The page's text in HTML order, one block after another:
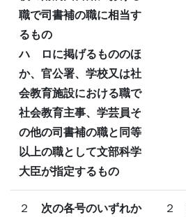
職で司書補の職に相当す
るもの
ハ ロに掲げるもののほ
か、官公署、学校又は社
会教育施設における職で
社会教育主事、学芸員そ
の他の司書補の職と同等
以上の職として文部科学
大臣が指定するもの
２ 次の各号のいずれか
２